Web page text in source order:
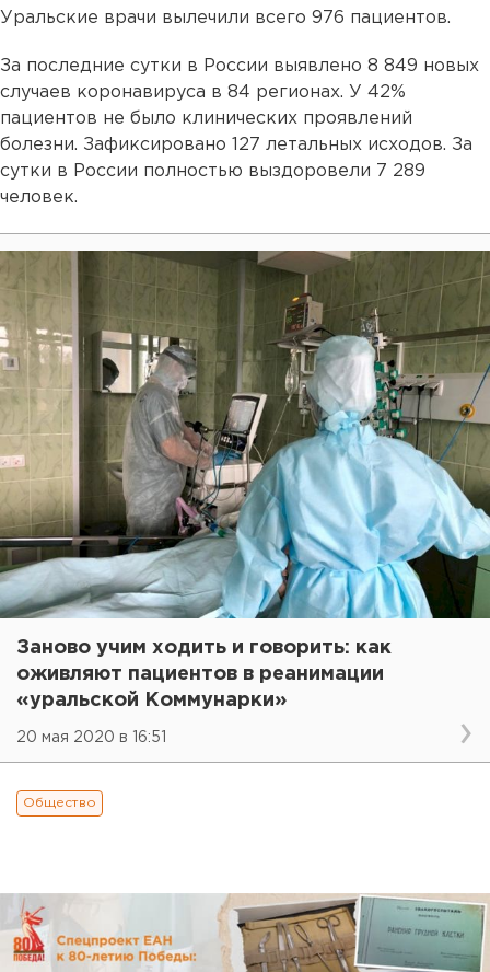
Уральские врачи вылечили всего 976 пациентов.
За последние сутки в России выявлено 8 849 новых
случаев коронавируса в 84 регионах. У 42%
пациентов не было клинических проявлений
болезни. Зафиксировано 127 летальных исходов. За
сутки в России полностью выздоровели 7 289
человек.
Заново учим ходить и говорить: как
оживляют пациентов в реанимации
«уральской Коммунарки»
20 мая 2020 в 16:51
Общество